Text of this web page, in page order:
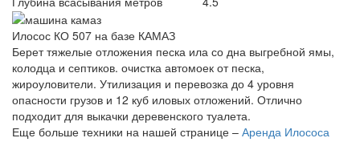
Илосос КО 507 на базе КАМАЗ
Берет тяжелые отложения песка ила со дна выгребной ямы,
колодца и септиков. очистка автомоек от песка,
жироуловители. Утилизация и перевозка до 4 уровня
опасности грузов и 12 куб иловых отложений. Отлично
подходит для выкачки деревенского туалета.
Еще больше техники на нашей странице – Аренда Илососа